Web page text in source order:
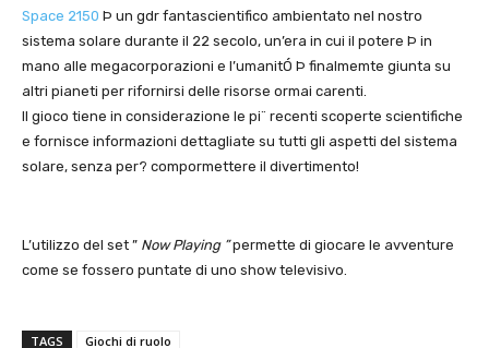
Space 2150 Þ un gdr fantascientifico ambientato nel nostro
sistema solare durante il 22 secolo, un’era in cui il potere Þ in
mano alle megacorporazioni e l’umanitÓ Þ finalmemte giunta su
altri pianeti per rifornirsi delle risorse ormai carenti.
Il gioco tiene in considerazione le pi¨ recenti scoperte scientifiche
e fornisce informazioni dettagliate su tutti gli aspetti del sistema
solare, senza per? compormettere il divertimento!
L’utilizzo del set ” Now Playing ”permette di giocare le avventure
come se fossero puntate di uno show televisivo.
TAGS Giochi di ruolo